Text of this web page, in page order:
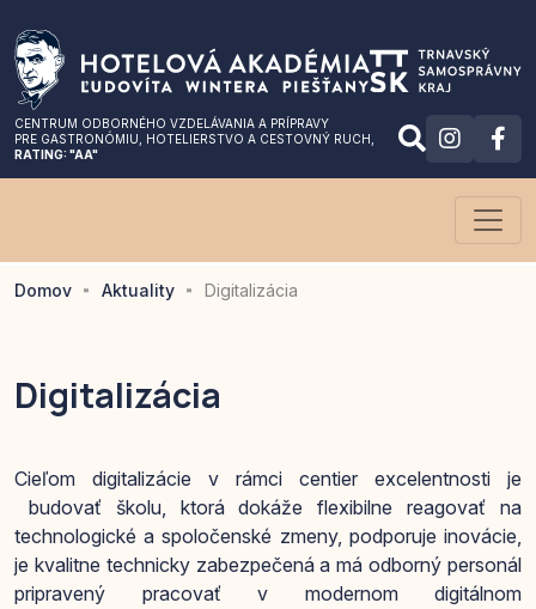
CENTRUM ODBORNÉHO VZDELÁVANIA A PRÍPRAVY
PRE GASTRONÓMIU , HOTELIERSTVO A CESTOVNÝ RUCH,
RATING: "AA"
Domov Aktuality Digitalizácia
Digitalizácia
Cieľom digitalizácie v rámci centier excelentnosti je
budovať školu, ktorá dokáže flexibilne reagovať na
technologické a spoločenské zmeny, podporuje inovácie,
je kvalitne technicky zabezpečená a má odborný personál
pripravený pracovať v modernom digitálnom